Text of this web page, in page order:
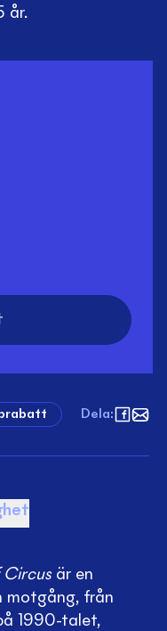
år.
Dela:
Circusär en
motgång, från
1990-talet,